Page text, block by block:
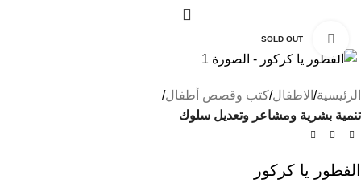
SOLD OUT
Click to enlarge
الرئيسية الاطفال كتب وقصص أطفال
تنمية بشرية ومشاعر وتعديل سلوك
الفطور يا كركور